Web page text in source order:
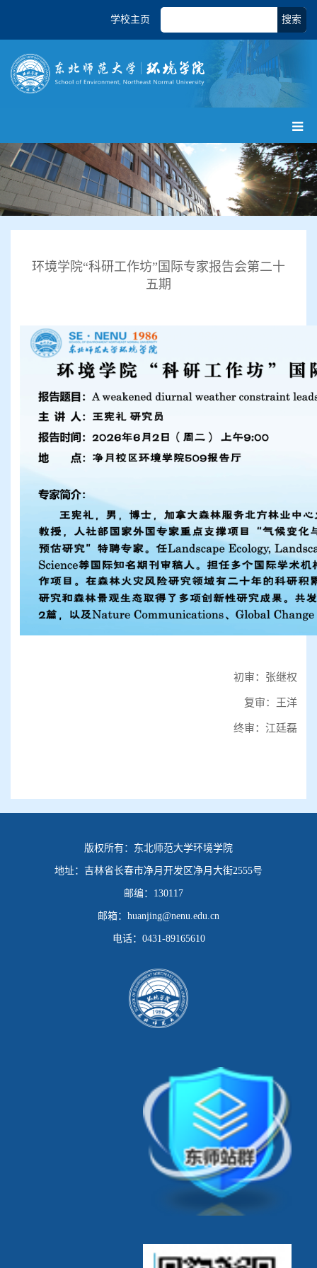
搜索
学校主页
环境学院“科研工作坊”国际专家报告会第二十
五期
初审：张继权
复审：王洋
终审：江廷磊
版权所有： 东北师范大学环境学院
地址： 吉林省长春市净月开发区净月大街2555号
邮编： 130117
邮箱： huanjing@nenu.edu.cn
电话： 0431-89165610